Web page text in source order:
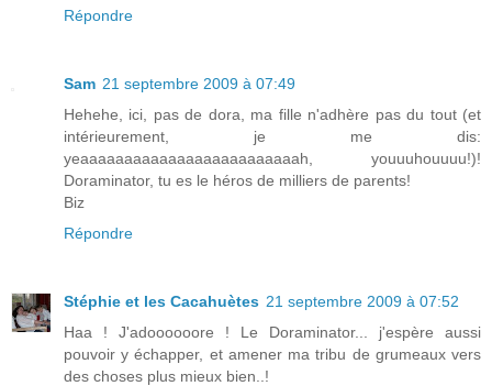
Répondre
Sam 21 septembre 2009 à 07:49
Hehehe, ici, pas de dora, ma fille n'adhère pas du tout (et
intérieurement, je me dis:
yeaaaaaaaaaaaaaaaaaaaaaaaaah, youuuhouuuu!)!
Doraminator, tu es le héros de milliers de parents!
Biz
Répondre
Stéphie et les Cacahuètes 21 septembre 2009 à 07:52
Haa ! J'adoooooore ! Le Doraminator... j'espère aussi
pouvoir y échapper, et amener ma tribu de grumeaux vers
des choses plus mieux bien..!